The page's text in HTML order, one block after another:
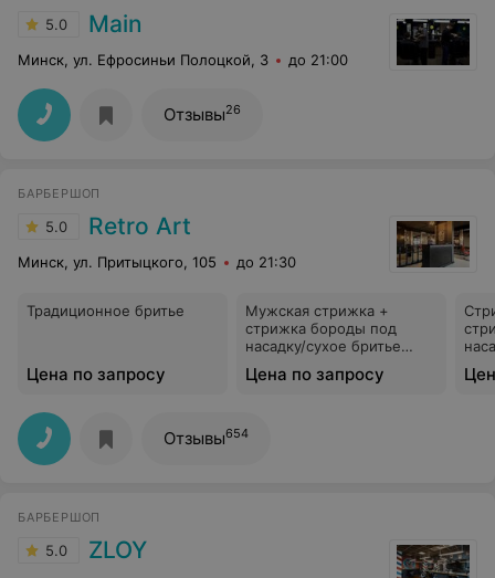
5.0 Main
Минск, ул. Ефросиньи Полоцкой, 3 до 21:00
Отзывы26
БАРБЕРШОП
5.0 Retro Art
Минск, ул. Притыцкого, 105 до 21:30
Традиционное бритье
Цена по запросу
Мужская стрижка +
стрижка бороды под
насадку/сухое бритье
Цена по запросу
Отзывы654
БАРБЕРШОП
5.0 ZLOY